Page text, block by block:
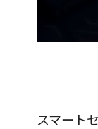
スマート